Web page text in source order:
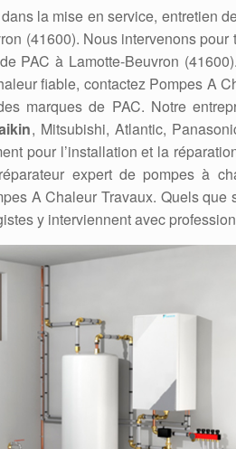
la mise en service, entretien
(41600). Nous intervenons pour
PAC à Lamotte-Beuvron
fiable, contactez Pompes A
marques de PAC. Notre
, Mitsubishi, Atlantic,
pour l’installation et la
expert de pompes à
A Chaleur Travaux. Quels que
y interviennent avec